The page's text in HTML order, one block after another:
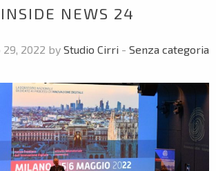
NEWS 24
29, 2022 by Studio Cirri - Senza categoria